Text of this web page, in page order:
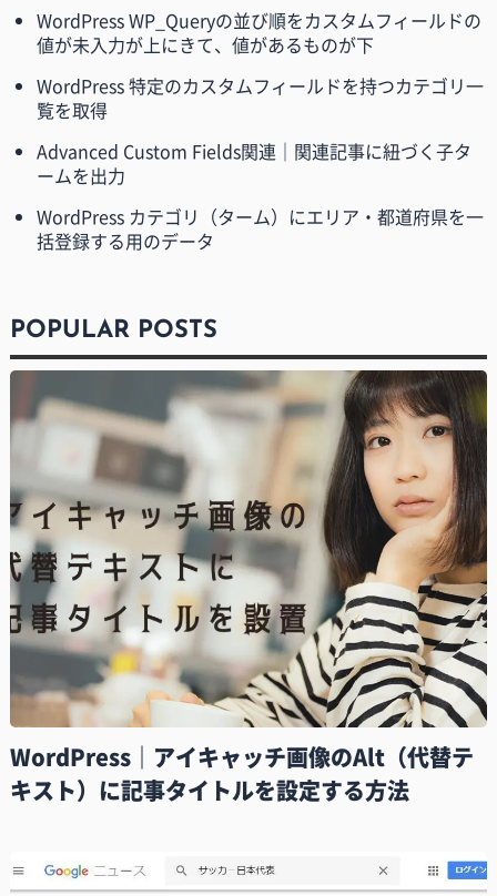
WordPress WP_Queryの並び順をカスタムフィールドの
値が未入力が上にきて、値があるものが下
WordPress 特定のカスタムフィールドを持つカテゴリ一
覧を取得
Advanced Custom Fields関連｜関連記事に紐づく子タ
ームを出力
WordPress カテゴリ（ターム）にエリア・都道府県を一
括登録する用のデータ
POPULAR POSTS
WordPress｜アイキャッチ画像のAlt（代替テ
キスト）に記事タイトルを設定する方法